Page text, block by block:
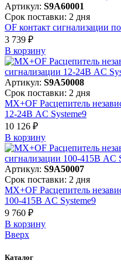
Артикул: S9A60001
Срок поставки: 2 дня
OF контакт сигнализации
3 739 ₽
В корзинy
Артикул: S9A50008
Срок поставки: 2 дня
MX+OF Расцепитель
12-24В AC Systeme9
10 126 ₽
В корзинy
Артикул: S9A50007
Срок поставки: 2 дня
MX+OF Расцепитель
100-415В AC Systeme9
9 760 ₽
В корзинy
Вверх
Каталог